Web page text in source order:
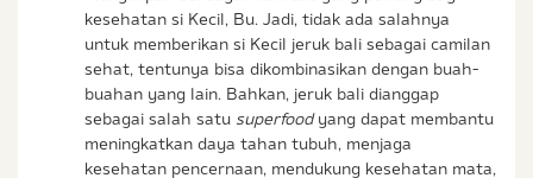
kesehatan si Kecil, Bu. Jadi, tidak ada salahnya
untuk memberikan si Kecil jeruk bali sebagai camilan
sehat, tentunya bisa dikombinasikan dengan buah-
buahan yang lain. Bahkan, jeruk bali dianggap
sebagai salah satu superfoodyang dapat membantu
meningkatkan daya tahan tubuh, menjaga
kesehatan pencernaan, mendukung kesehatan mata,